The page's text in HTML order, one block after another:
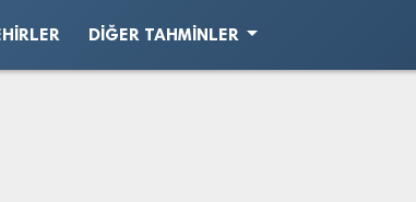
DIĞER TAHMINLERarrow_drop_down